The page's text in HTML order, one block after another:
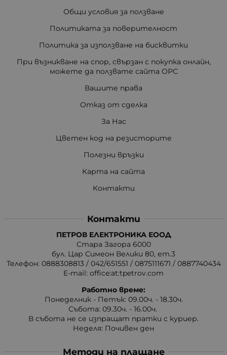
Общи условия за ползване
Политиката за поверителност
Политика за използване на бисквитки
При възникване на спор, свързан с покупка онлайн,
можете да ползвате сайта ОРС
Вашите права
Отказ от сделка
За Нас
Цветен код на резисторите
Полезни връзки
Карта на сайта
Контакти
Контакти
ПЕТРОВ ЕЛЕКТРОНИКА ЕООД
Стара Загора 6000
бул. Цар Симеон Велики 80, ет.3
Телефон: 0888308813 / 042/651551 / 0875111671 / 0887740434
E-mail: office:at:tpetrov.com
Работно време:
Понеделник - Петък: 09.00ч. - 18.30ч.
Събота: 09.30ч. - 16.00ч.
В събота не се изпращат пратки с куриер.
Неделя: Почивен ден
Методи на плащане